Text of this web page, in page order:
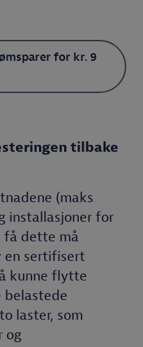
for kr. 9
tilbake
(maks
installasjoner for
få dette må
en sertifisert
kunne flytte
laster, som
og